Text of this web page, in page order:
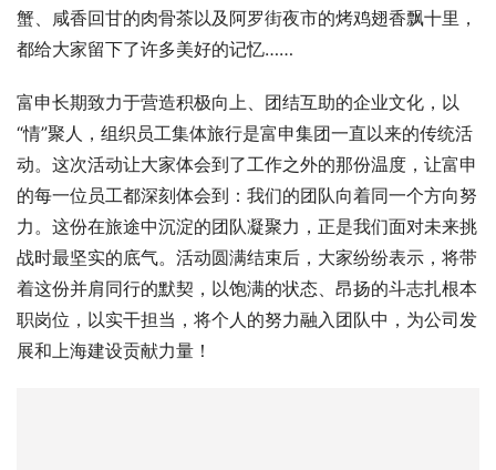
蟹、咸香回甘的肉骨茶以及阿罗街夜市的烤鸡翅香飘十里，
都给大家留下了许多美好的记忆……
富申长期致力于营造积极向上、团结互助的企业文化，以
“情”聚人，组织员工集体旅行是富申集团一直以来的传统活
动。这次活动让大家体会到了工作之外的那份温度，让富申
的每一位员工都深刻体会到：我们的团队向着同一个方向努
力。这份在旅途中沉淀的团队凝聚力，正是我们面对未来挑
战时最坚实的底气。活动圆满结束后，大家纷纷表示，将带
着这份并肩同行的默契，以饱满的状态、昂扬的斗志扎根本
职岗位，以实干担当，将个人的努力融入团队中，为公司发
展和上海建设贡献力量！